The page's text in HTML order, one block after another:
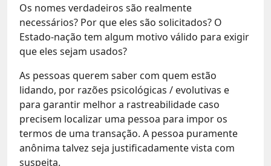
Os nomes verdadeiros são realmente
necessários? Por que eles são solicitados? O
Estado-nação tem algum motivo válido para exigir
que eles sejam usados?
As pessoas querem saber com quem estão
lidando, por razões psicológicas / evolutivas e
para garantir melhor a rastreabilidade caso
precisem localizar uma pessoa para impor os
termos de uma transação. A pessoa puramente
anônima talvez seja justificadamente vista com
suspeita.